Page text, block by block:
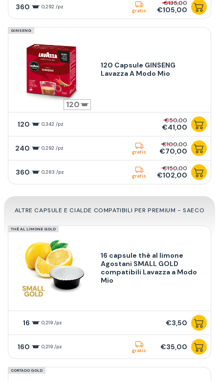
360 0,292 /pz
gratis
€135,00
€105,00
GINSENG
120
120 Capsule GINSENG
Lavazza A Modo Mio
120 0,342 /pz €50,00
€41,00
240 0,292 /pz
gratis
€100,00
€70,00
360 0,283 /pz
gratis
€150,00
€102,00
ALTRE CAPSULE E CIALDE COMPATIBILI PER PREMIUM - SAECO
THÈ AL LIMONE GOLD
16 capsule thè al limone
Agostani SMALL GOLD
compatibili Lavazza a Modo
Mio
16 0,219 /pz €3,50
160 0,219 /pz
gratis €35,00
CORTADO GOLD